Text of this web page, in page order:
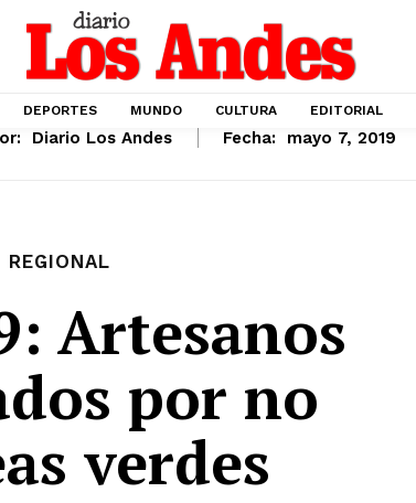
DEPORTES MUNDO CULTURA EDITORIAL
Diario Los Andes Fecha: mayo 7, 2019
REGIONAL
Artesanos
por no
verdes